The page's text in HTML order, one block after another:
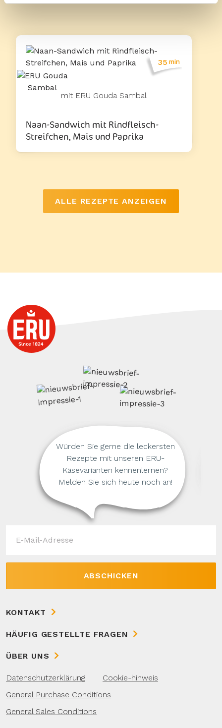
35 min
mit ERU Gouda Sambal
Naan-Sandwich mit Rindfleisch-
Streifchen, Mais und Paprika
ALLE REZEPTE ANZEIGEN
KONTAKT
HÄUFIG GESTELLTE FRAGEN
ÜBER UNS
Datenschutzerklärung
Cookie-hinweis
General Purchase Conditions
General Sales Conditions
Würden Sie gerne die leckersten
Rezepte mit unseren ERU-
Käsevarianten kennenlernen?
Melden Sie sich heute noch an!
ABSCHICKEN